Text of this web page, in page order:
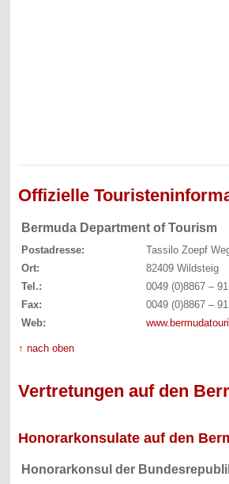
Offizielle
Bermuda Department of Tourism
Postadresse:
Tassilo Zoepf
Ort:
82409 Wildsteig
Tel.:
0049 (0)8867 –
Fax:
0049 (0)8867 –
Web:
↑ nach oben
Vertretungen auf den
Honorarkonsulate auf den
Honorarkonsul der